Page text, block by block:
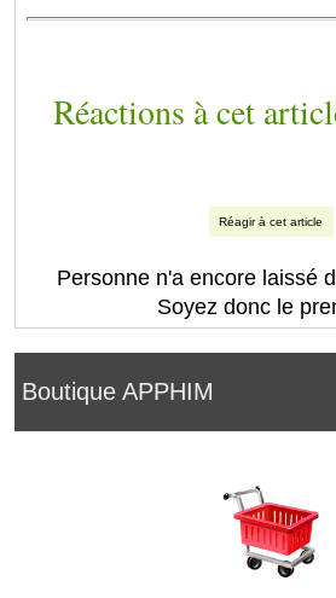
Boutique APPHIM
Réactions à cet
Réagir à cet article
Personne n'a encore laissé
Soyez donc le